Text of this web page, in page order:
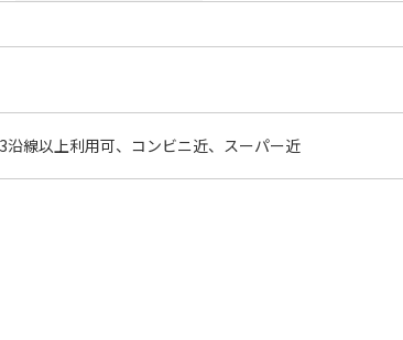
線以上利用可、コンビニ近、スーパー近